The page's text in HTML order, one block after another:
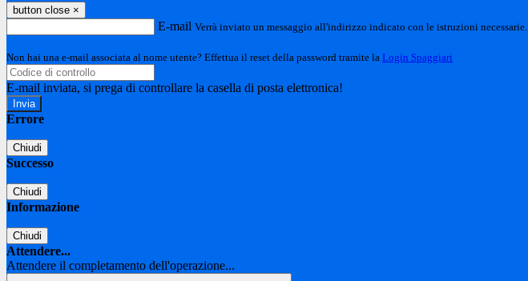
button close ×
E-mail Verrà inviato un messaggio all'indirizzo indicato con le istruzioni necessarie.
Non hai una e-mail associata al nome utente? Effettua il reset della password tramite la Login Spaggiari
E-mail inviata, si prega di controllare la casella di posta elettronica!
Errore
Chiudi
Successo
Chiudi
Informazione
Chiudi
Attendere...
Attendere il completamento dell'operazione...